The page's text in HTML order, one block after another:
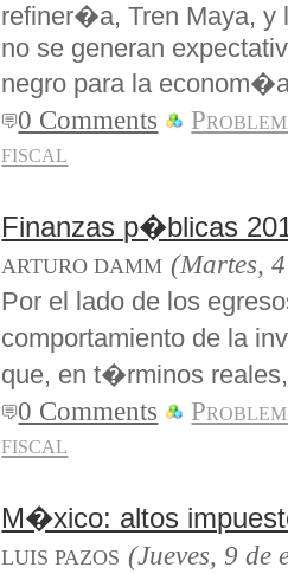
refiner�a, Tren Maya, y
no se generan
negro para la
0 Comments
fiscal
Finanzas p�blicas
ARTURO DAMM (Martes,
Por el lado de los
comportamiento de la
que, en t�rminos
0 Comments
fiscal
M�xico: altos
LUIS PAZOS (Jueves, 9 de